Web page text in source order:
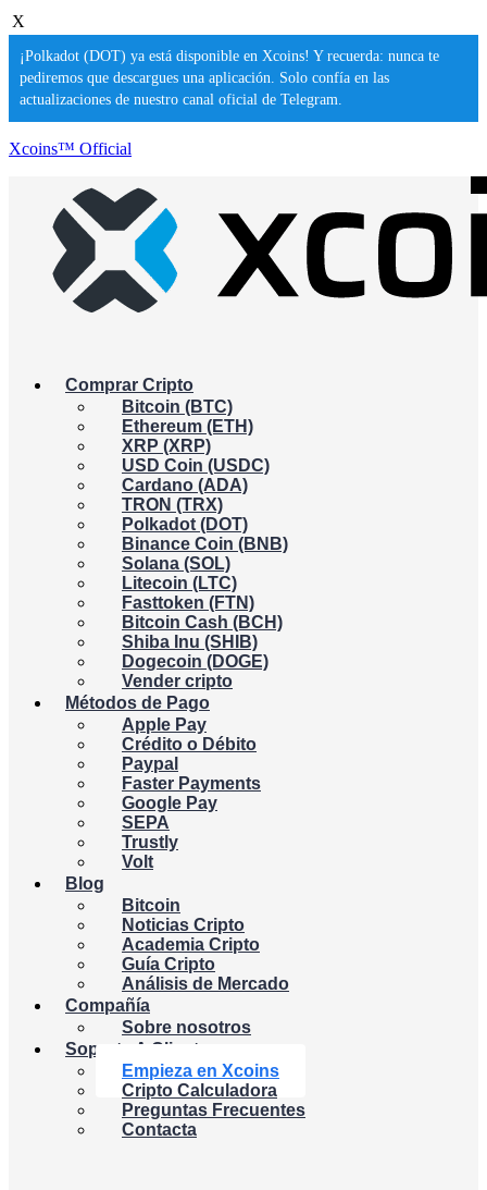
X
¡Polkadot (DOT) ya está disponible en Xcoins! Y recuerda: nunca te
pediremos que descargues una aplicación. Solo confía en las
actualizaciones de nuestro canal oficial de Telegram.
Xcoins™ Official
Comprar Cripto
Bitcoin (BTC)
Ethereum (ETH)
XRP (XRP)
USD Coin (USDC)
Cardano (ADA)
TRON (TRX)
Polkadot (DOT)
Binance Coin (BNB)
Solana (SOL)
Litecoin (LTC)
Fasttoken (FTN)
Bitcoin Cash (BCH)
Shiba Inu (SHIB)
Dogecoin (DOGE)
Vender cripto
Métodos de Pago
Apple Pay
Crédito o Débito
Paypal
Faster Payments
Google Pay
SEPA
Trustly
Volt
Blog
Bitcoin
Noticias Cripto
Academia Cripto
Guía Cripto
Análisis de Mercado
Compañía
Sobre nosotros
Soporte A Cliente
Empieza en Xcoins
Cripto Calculadora
Preguntas Frecuentes
Contacta